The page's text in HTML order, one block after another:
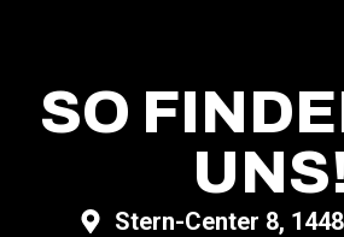
SO
Stern-Center 8,